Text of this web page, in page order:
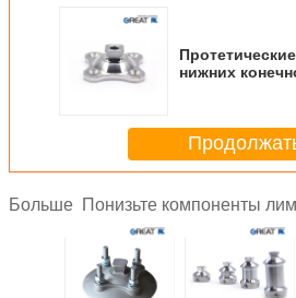
нижних
GR5
Больше Понизьте компоненты